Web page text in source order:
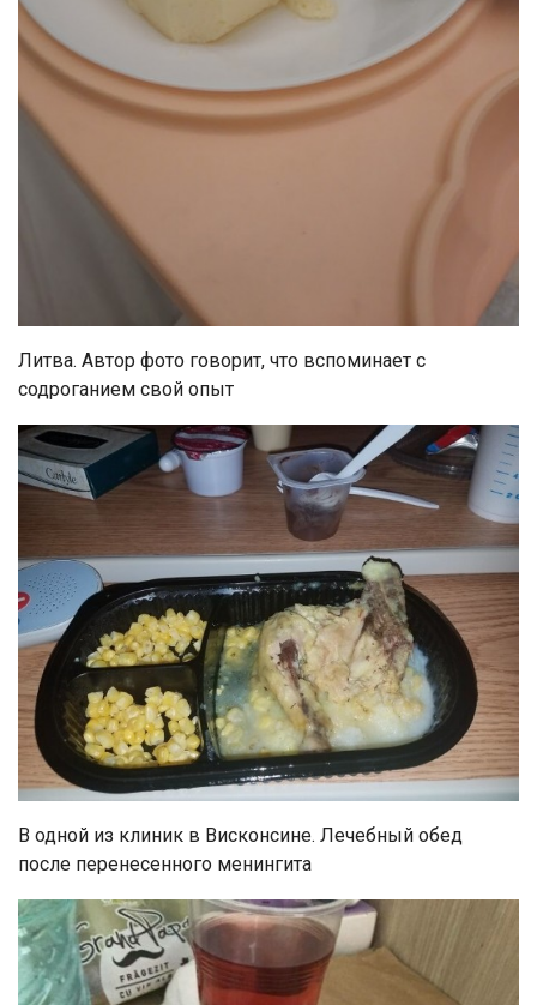
Литва. Автор фото говорит, что вспоминает с
содроганием свой опыт
В одной из клиник в Висконсине. Лечебный обед
после перенесенного менингита